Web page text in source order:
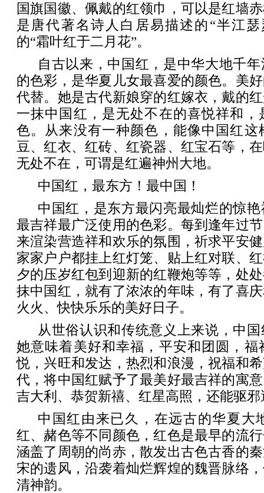
国旗国徽、佩戴的红领巾，可以是红墙
是唐代著名诗人白居易描述的“半江
的“霜叶红于二月花”。
自古以来，中国红，是中华大地千
的色彩，是华夏儿女最喜爱的颜色。美
代替。她是古代新娘穿的红嫁衣，戴的
一抹中国红，是无处不在的喜悦祥和，
色。从来没有一种颜色，能像中国红这
豆、红衣、红砖、红瓷器、红宝石等，
无处不在，可谓是红遍神州大地。
中国红，最东方！最中国！
中国红，是东方最闪亮最灿烂的惊
最吉祥最广泛使用的色彩。每到逢年过
来渲染营造祥和欢乐的氛围，祈求平安
家家户户都挂上红灯笼、贴上红对联、
夕的压岁红包到迎新的红鞭炮等等，处
抹中国红，就有了浓浓的年味，有了喜
火火、快快乐乐的美好日子。
从世俗认识和传统意义上来说，中
她意味着美好和幸福，平安和团圆，福
悦，兴旺和发达，热烈和浪漫，祝福和
代，将中国红赋予了最美好最吉祥的寓
吉大利、恭贺新禧、红星高照，还能驱
中国红由来已久，在远古的华夏大
红、赭色等不同颜色，红色是最早的流
涵盖了周朝的尚赤，散发出古色古香的
宋的遗风，沿袭着灿烂辉煌的魏晋脉络
清神韵。